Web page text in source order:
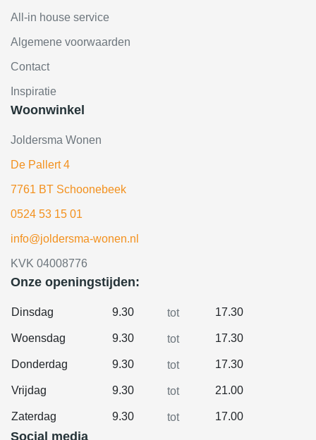
All-in house service
Algemene voorwaarden
Contact
Inspiratie
Woonwinkel
Joldersma Wonen
De Pallert 4
7761 BT Schoonebeek
0524 53 15 01
info@joldersma-wonen.nl
KVK 04008776
Onze openingstijden:
Dinsdag 9.30 tot 17.30
Woensdag 9.30 tot 17.30
Donderdag 9.30 tot 17.30
Vrijdag 9.30 tot 21.00
Zaterdag 9.30 tot 17.00
Social media